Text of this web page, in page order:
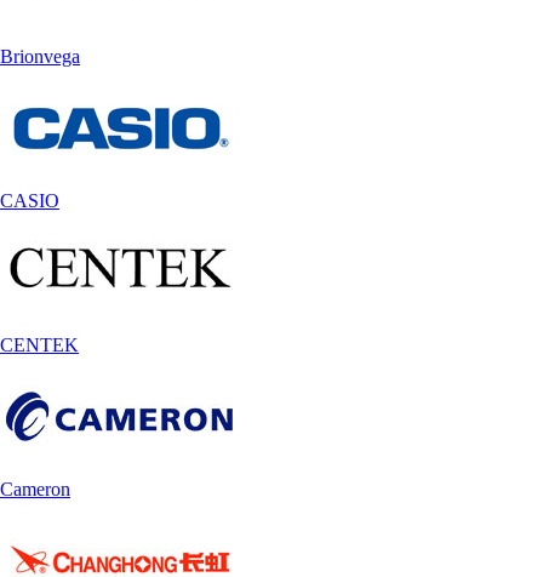
Brionvega
CASIO
CENTEK
Cameron